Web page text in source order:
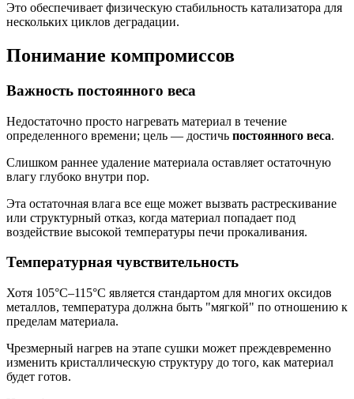
Это обеспечивает физическую стабильность катализатора для
нескольких циклов деградации.
Понимание компромиссов
Важность постоянного веса
Недостаточно просто нагревать материал в течение
определенного времени; цель — достичь постоянного веса.
Слишком раннее удаление материала оставляет остаточную
влагу глубоко внутри пор.
Эта остаточная влага все еще может вызвать растрескивание
или структурный отказ, когда материал попадает под
воздействие высокой температуры печи прокаливания.
Температурная чувствительность
Хотя 105°C–115°C является стандартом для многих оксидов
металлов, температура должна быть "мягкой" по отношению к
пределам материала.
Чрезмерный нагрев на этапе сушки может преждевременно
изменить кристаллическую структуру до того, как материал
будет готов.